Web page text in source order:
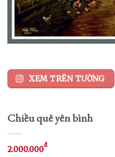
XEM TRÊN TƯỜNG
Chiều quê yên bình
2.000.000₫